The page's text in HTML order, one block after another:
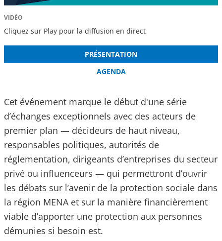
VIDÉO
Cliquez sur Play pour la diffusion en direct
PRÉSENTATION
AGENDA
Cet événement marque le début d'une série
d’échanges exceptionnels avec des acteurs de
premier plan — décideurs de haut niveau,
responsables politiques, autorités de
réglementation, dirigeants d’entreprises du secteur
privé ou influenceurs — qui permettront d’ouvrir
les débats sur l’avenir de la protection sociale dans
la région MENA et sur la manière financièrement
viable d’apporter une protection aux personnes
démunies si besoin est.